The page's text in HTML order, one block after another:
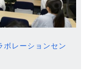
ボレーションセン